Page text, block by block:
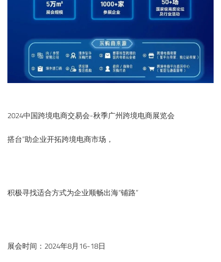
2024中国跨境电商交易会-秋季广州跨境电商展览会
搭台”助企业开拓跨境电商市场，
积极寻找适合方式为企业顺畅出海“铺路”
展会时间：2024年8月16-18日